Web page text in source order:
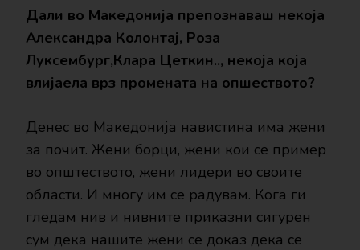
Дали во Македонија препознаваш некоја
Александра Колонтај, Роза
Луксембург,Клара Цеткин.., некоја која
влијаела врз промената на опшеството?
Денес во Македонија навистина има жени
за почит. Жени борци, жени кои се пример
во општеството, жени лидери во своите
области. И многу им се радувам. Кога ги
гледам нив и нивните приказни сигурен
сум дека нашите жени се доказ дека се